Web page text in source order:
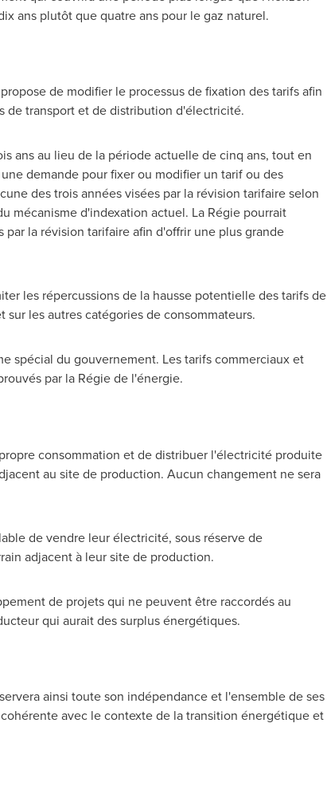
ans plutôt que quatre ans pour le gaz naturel.
de modifier le processus de fixation des tarifs afin
de transport et de distribution d'électricité.
ans au lieu de la période actuelle de cinq ans, tout en
demande pour fixer ou modifier un tarif ou des
des trois années visées par la révision tarifaire selon
mécanisme d'indexation actuel. La Régie pourrait
la révision tarifaire afin d'offrir une plus grande
les répercussions de la hausse potentielle des tarifs de
les autres catégories de consommateurs.
spécial du gouvernement. Les tarifs commerciaux et
par la Régie de l'énergie.
consommation et de distribuer l'électricité produite
au site de production. Aucun changement ne sera
de vendre leur électricité, sous réserve de
adjacent à leur site de production.
de projets qui ne peuvent être raccordés au
qui aurait des surplus énergétiques.
ainsi toute son indépendance et l'ensemble de ses
avec le contexte de la transition énergétique et